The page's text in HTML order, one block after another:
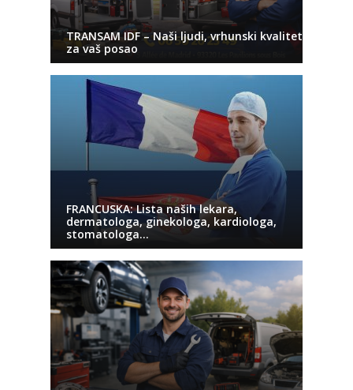
TRANSAM IDF – Naši ljudi, vrhunski kvalitet
za vaš posao
FRANCUSKA: Lista naših lekara,
dermatologa, ginekologa, kardiologa,
stomatologa…